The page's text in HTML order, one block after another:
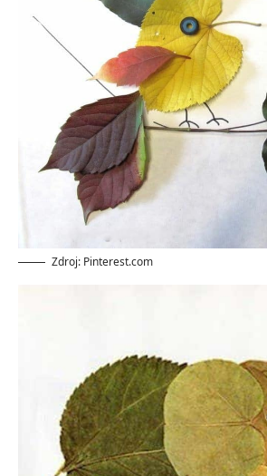
Zdroj: Pinterest.com